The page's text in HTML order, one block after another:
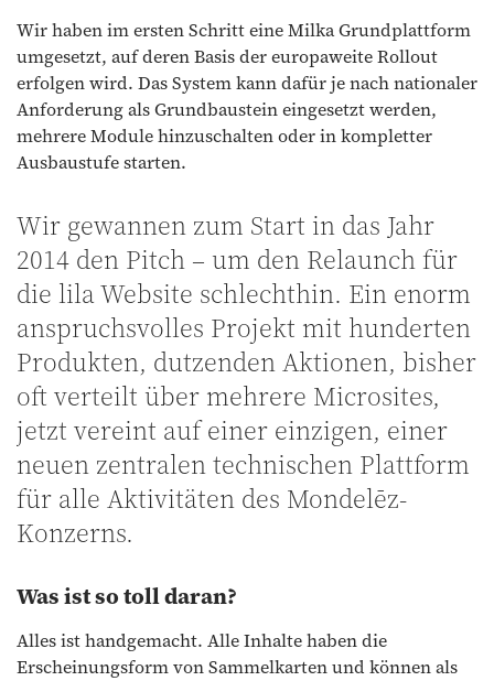
Wir haben im ersten Schritt eine Milka Grundplattform
umgesetzt, auf deren Basis der europaweite Rollout
erfolgen wird. Das System kann dafür je nach nationaler
Anforderung als Grundbaustein eingesetzt werden,
mehrere Module hinzuschalten oder in kompletter
Ausbaustufe starten.
Wir gewannen zum Start in das Jahr
2014 den Pitch – um den Relaunch für
die lila Website schlechthin. Ein enorm
anspruchsvolles Projekt mit hunderten
Produkten, dutzenden Aktionen, bisher
oft verteilt über mehrere Microsites,
jetzt vereint auf einer einzigen, einer
neuen zentralen technischen Plattform
für alle Aktivitäten des Mondelēz-
Konzerns.
Was ist so toll daran?
Alles ist handgemacht. Alle Inhalte haben die
Erscheinungsform von Sammelkarten und können als